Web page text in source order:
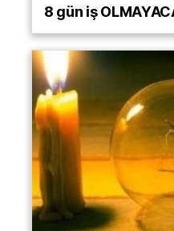
8 gün iş